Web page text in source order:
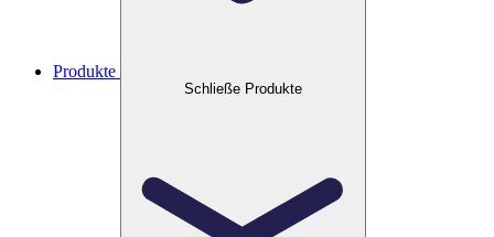
Produkte
Schließe Produkte